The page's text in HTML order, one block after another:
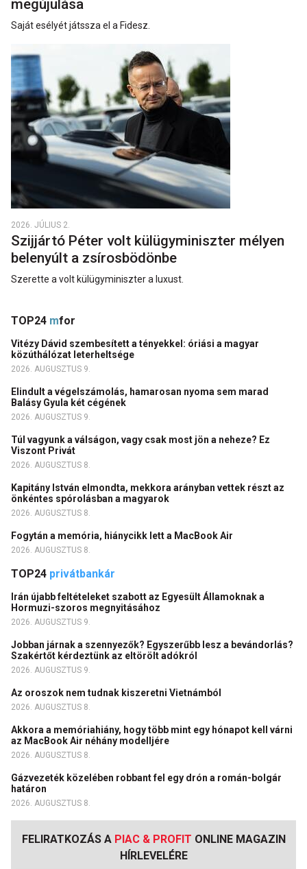
megújulása
Saját esélyét játssza el a Fidesz.
2026. JÚLIUS 2.
Szijjártó Péter volt külügyminiszter mélyen
belenyúlt a zsírosbödönbe
Szerette a volt külügyminiszter a luxust.
TOP24 mfor
Vitézy Dávid szembesített a tényekkel: óriási a magyar
közúthálózat leterheltsége
2026. AUGUSZTUS 9.
Elindult a végelszámolás, hamarosan nyoma sem marad
Balásy Gyula két cégének
2026. AUGUSZTUS 9.
Túl vagyunk a válságon, vagy csak most jön a neheze? Ez
Viszont Privát
2026. AUGUSZTUS 8.
Kapitány István elmondta, mekkora arányban vettek részt az
önkéntes spórolásban a magyarok
2026. AUGUSZTUS 8.
Fogytán a memória, hiánycikk lett a MacBook Air
2026. AUGUSZTUS 8.
TOP24 privátbankár
Irán újabb feltételeket szabott az Egyesült Államoknak a
Hormuzi-szoros megnyitásához
2026. AUGUSZTUS 9.
Jobban járnak a szennyezők? Egyszerűbb lesz a bevándorlás?
Szakértőt kérdeztünk az eltörölt adókról
2026. AUGUSZTUS 9.
Az oroszok nem tudnak kiszeretni Vietnámból
2026. AUGUSZTUS 8.
Akkora a memóriahiány, hogy több mint egy hónapot kell várni
az MacBook Air néhány modelljére
2026. AUGUSZTUS 8.
Gázvezeték közelében robbant fel egy drón a román-bolgár
határon
2026. AUGUSZTUS 8.
FELIRATKOZÁS A PIAC & PROFIT ONLINE MAGAZIN
HÍRLEVELÉRE